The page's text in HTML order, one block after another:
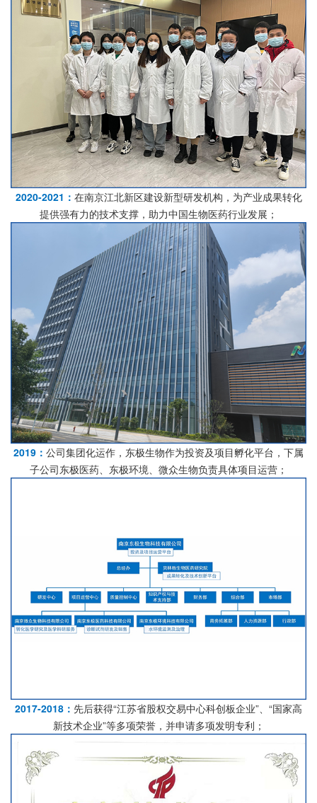
2020-2021： 在南京江北新区建设新型研发机构，为产业成果转化
提供强有力的技术支撑，助力中国生物医药行业发展；
2019： 公司集团化运作，东极生物作为投资及项目孵化平台，下属
子公司东极医药、东极环境、微众生物负责具体项目运营；
2017-2018： 先后获得“江苏省股权交易中心科创板企业”、“国家高
新技术企业”等多项荣誉，并申请多项发明专利；